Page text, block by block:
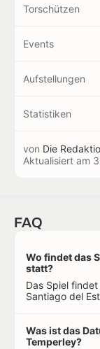
Torschützen
Events
Aufstellungen
Statistiken
von Die
Aktualisiert am
FAQ
Wo findet das
statt?
Das Spiel
Santiago del
Was ist das
Temperley?